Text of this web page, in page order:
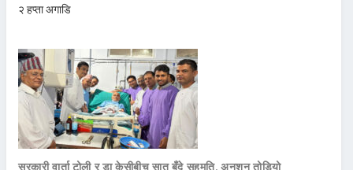
२ हप्ता अगाडि
सरकारी वार्ता टोली र डा केसीबीच सात बुँदे सहमति, अनशन तोडियो